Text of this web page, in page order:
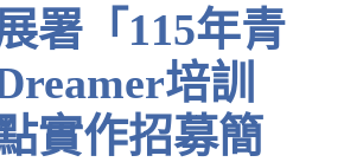
署「115年青
培訓
實作招募簡